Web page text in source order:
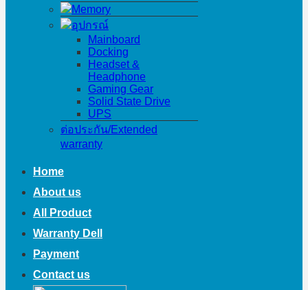
Memory
อุปกรณ์
Mainboard
Docking
Headset &
Headphone
Gaming Gear
Solid State Drive
UPS
ต่อประกัน/Extended
warranty
Home
About us
All Product
Warranty Dell
Payment
Contact us